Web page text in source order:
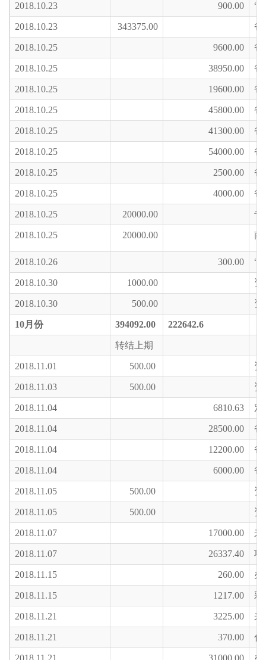
2018.10.23 900.00 “
2018.10.23 343375.00 爸
2018.10.25 9600.00 爸
2018.10.25 38950.00 爸
2018.10.25 19600.00 爸
2018.10.25 45800.00 爸
2018.10.25 41300.00 爸
2018.10.25 54000.00 爸
2018.10.25 2500.00 爸
2018.10.25 4000.00 爸
2018.10.25 20000.00 专
2018.10.25 20000.00 南
2018.10.26 300.00 “
2018.10.30 1000.00 资
2018.10.30 500.00 资
10月份 394092.00 222642.6
转结上期
2018.11.01 500.00 资
2018.11.03 500.00 资
2018.11.04 6810.63 定
2018.11.04 28500.00 爸
2018.11.04 12200.00 爸
2018.11.04 6000.00 爸
2018.11.05 500.00 资
2018.11.05 500.00 资
2018.11.07 17000.00 来
2018.11.07 26337.40 项
2018.11.15 260.00 办
2018.11.15 1217.00 彩
2018.11.21 3225.00 来
2018.11.21 370.00 代
2018.11.21 31000.00 办